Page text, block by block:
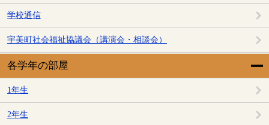
学校通信
宇美町社会福祉協議会（講演会・相談会）
各学年の部屋
1年生
2年生